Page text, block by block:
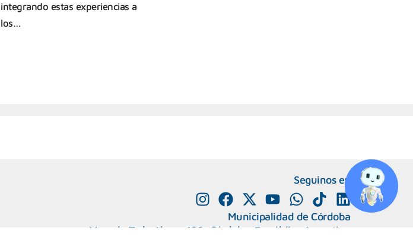
integrando estas experiencias a
los…
Seguinos en
Municipalidad de Córdoba
Marcelo T. de Alvear 120, Córdoba. República Argentina